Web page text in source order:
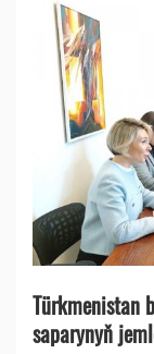
Türkmenistan
saparynyň